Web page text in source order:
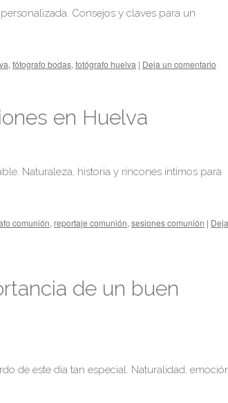
Consejos y claves para un
, fótografo bodas, fotógrafo huelva | Deja un comentario
en Huelva
Naturaleza, historia y rincones íntimos para
comunión, reportaje comunión, sesiones comunión | Deja
de un buen
de este día tan especial. Naturalidad,